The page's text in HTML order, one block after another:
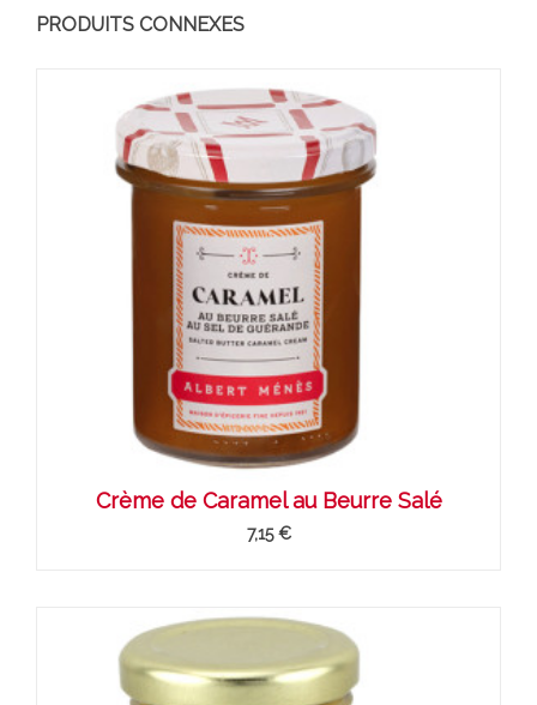
PRODUITS CONNEXES
Crème de Caramel au Beurre Salé
7,15 €